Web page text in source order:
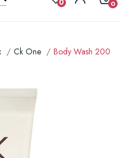
0 0
Ck One
Body Wash 200